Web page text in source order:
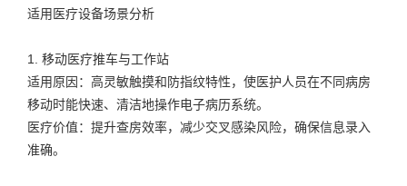
适用医疗设备场景分析
1. 移动医疗推车与工作站
适用原因：高灵敏触摸和防指纹特性，使医护人员在不同病房
移动时能快速、清洁地操作电子病历系统。
医疗价值：提升查房效率，减少交叉感染风险，确保信息录入
准确。